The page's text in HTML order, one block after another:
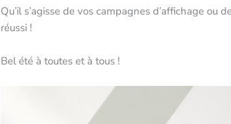
Qu’il s’agisse de vos campagnes d’affichage
réussi !
Bel été à toutes et à tous !